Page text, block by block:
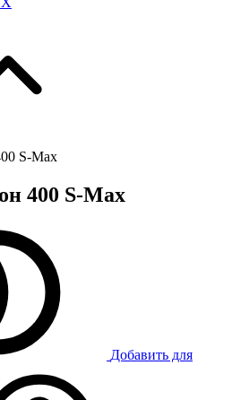
S-Max
400 S-Max
Добавить для